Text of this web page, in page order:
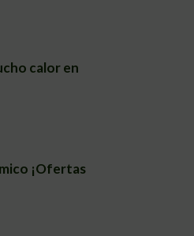
calor en
¡Ofertas